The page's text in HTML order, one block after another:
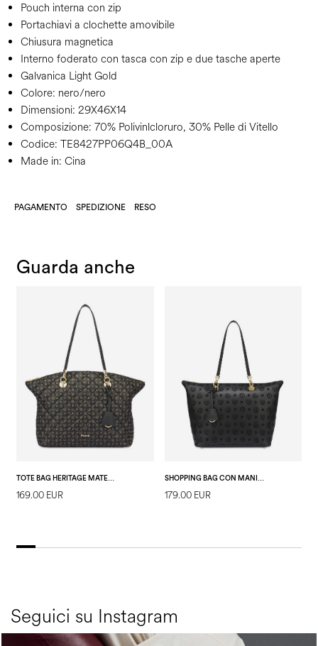
Pouch interna con zip
Portachiavi a clochette amovibile
Chiusura magnetica
Interno foderato con tasca con zip e due tasche aperte
Galvanica Light Gold
Colore: nero/nero
Dimensioni: 29X46X14
Composizione: 70% Polivinlcloruro, 30% Pelle di Vitello
Codice: TE8427PP06Q4B_00A
Made in: Cina
PAGAMENTO SPEDIZIONE RESO
Guarda anche
TOTE BAG HERITAGE MATELASSÉ NERO/NERO
169.00 EUR
SHOPPING BAG CON MANICI INTERCAMBIABILI HERITAGE FLOCK NERO/NERO
179.00 EUR
Seguici su Instagram